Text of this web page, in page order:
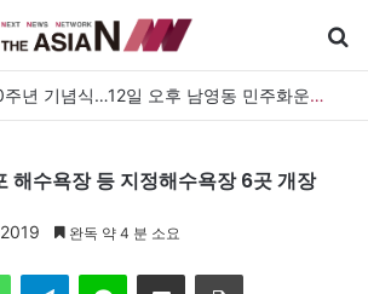
유가협 창립 40주년 기념식…12일 오후 남영동 민주화운동기념관
해수욕장 등 지정해수욕장 6곳 개장
완독 약 4 분 소요
Telegram 이메일